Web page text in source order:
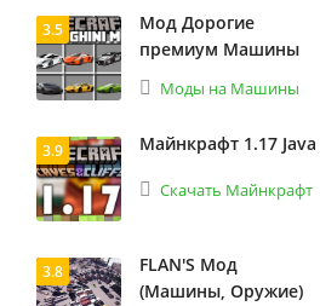
3.5
Мод Дорогие
премиум Машины
Моды на Машины
3.9 Майнкрафт 1.17 Java
Скачать Майнкрафт
3.8
FLAN'S Мод
(Машины, Оружие)